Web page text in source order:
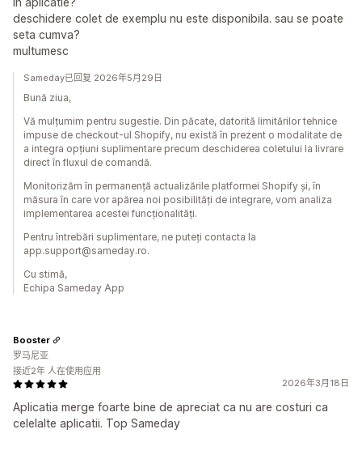
deschidere colet de exemplu nu este disponibila. sau se poate
seta cumva?
multumesc
Sameday已回复 2026年5月29日
Bună ziua,
Vă mulțumim pentru sugestie. Din păcate, datorită limitărilor tehnice
impuse de checkout-ul Shopify, nu există în prezent o modalitate de
a integra opțiuni suplimentare precum deschiderea coletului la livrare
direct în fluxul de comandă.
Monitorizăm în permanență actualizările platformei Shopify și, în
măsura în care vor apărea noi posibilități de integrare, vom analiza
implementarea acestei funcționalități.
Pentru întrebări suplimentare, ne puteți contacta la
app.support@sameday.ro.
Cu stimă,
Echipa Sameday App
2026年3月18日
Aplicatia merge foarte bine de apreciat ca nu are costuri ca
celelalte aplicatii. Top Sameday
Booster
罗马尼亚
接近2年 人在使用应用